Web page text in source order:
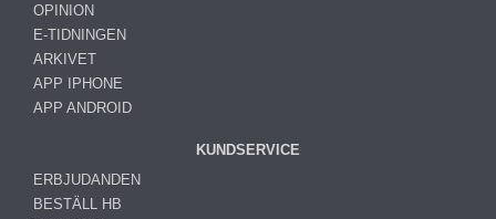
OPINION
E-TIDNINGEN
ARKIVET
APP IPHONE
APP ANDROID
KUNDSERVICE
ERBJUDANDEN
BESTÄLL HB